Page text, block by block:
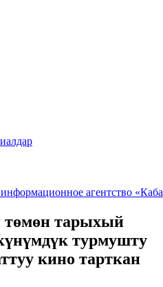
төмөн тарыхый
турмушту
кино тарткан